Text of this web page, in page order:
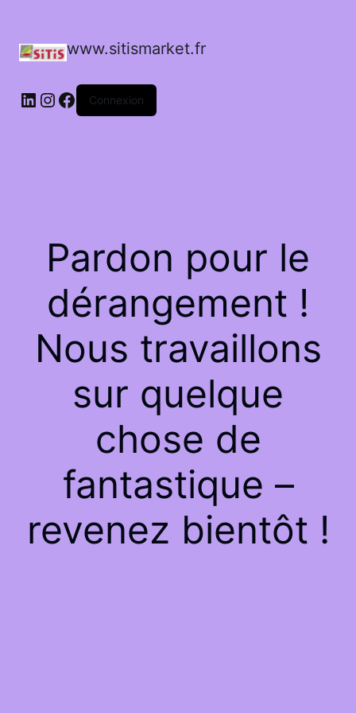
www.sitismarket.fr
LinkedIn
Instagram
Facebook
Connexion
Pardon pour le
dérangement !
Nous travaillons
sur quelque
chose de
fantastique –
revenez bientôt !